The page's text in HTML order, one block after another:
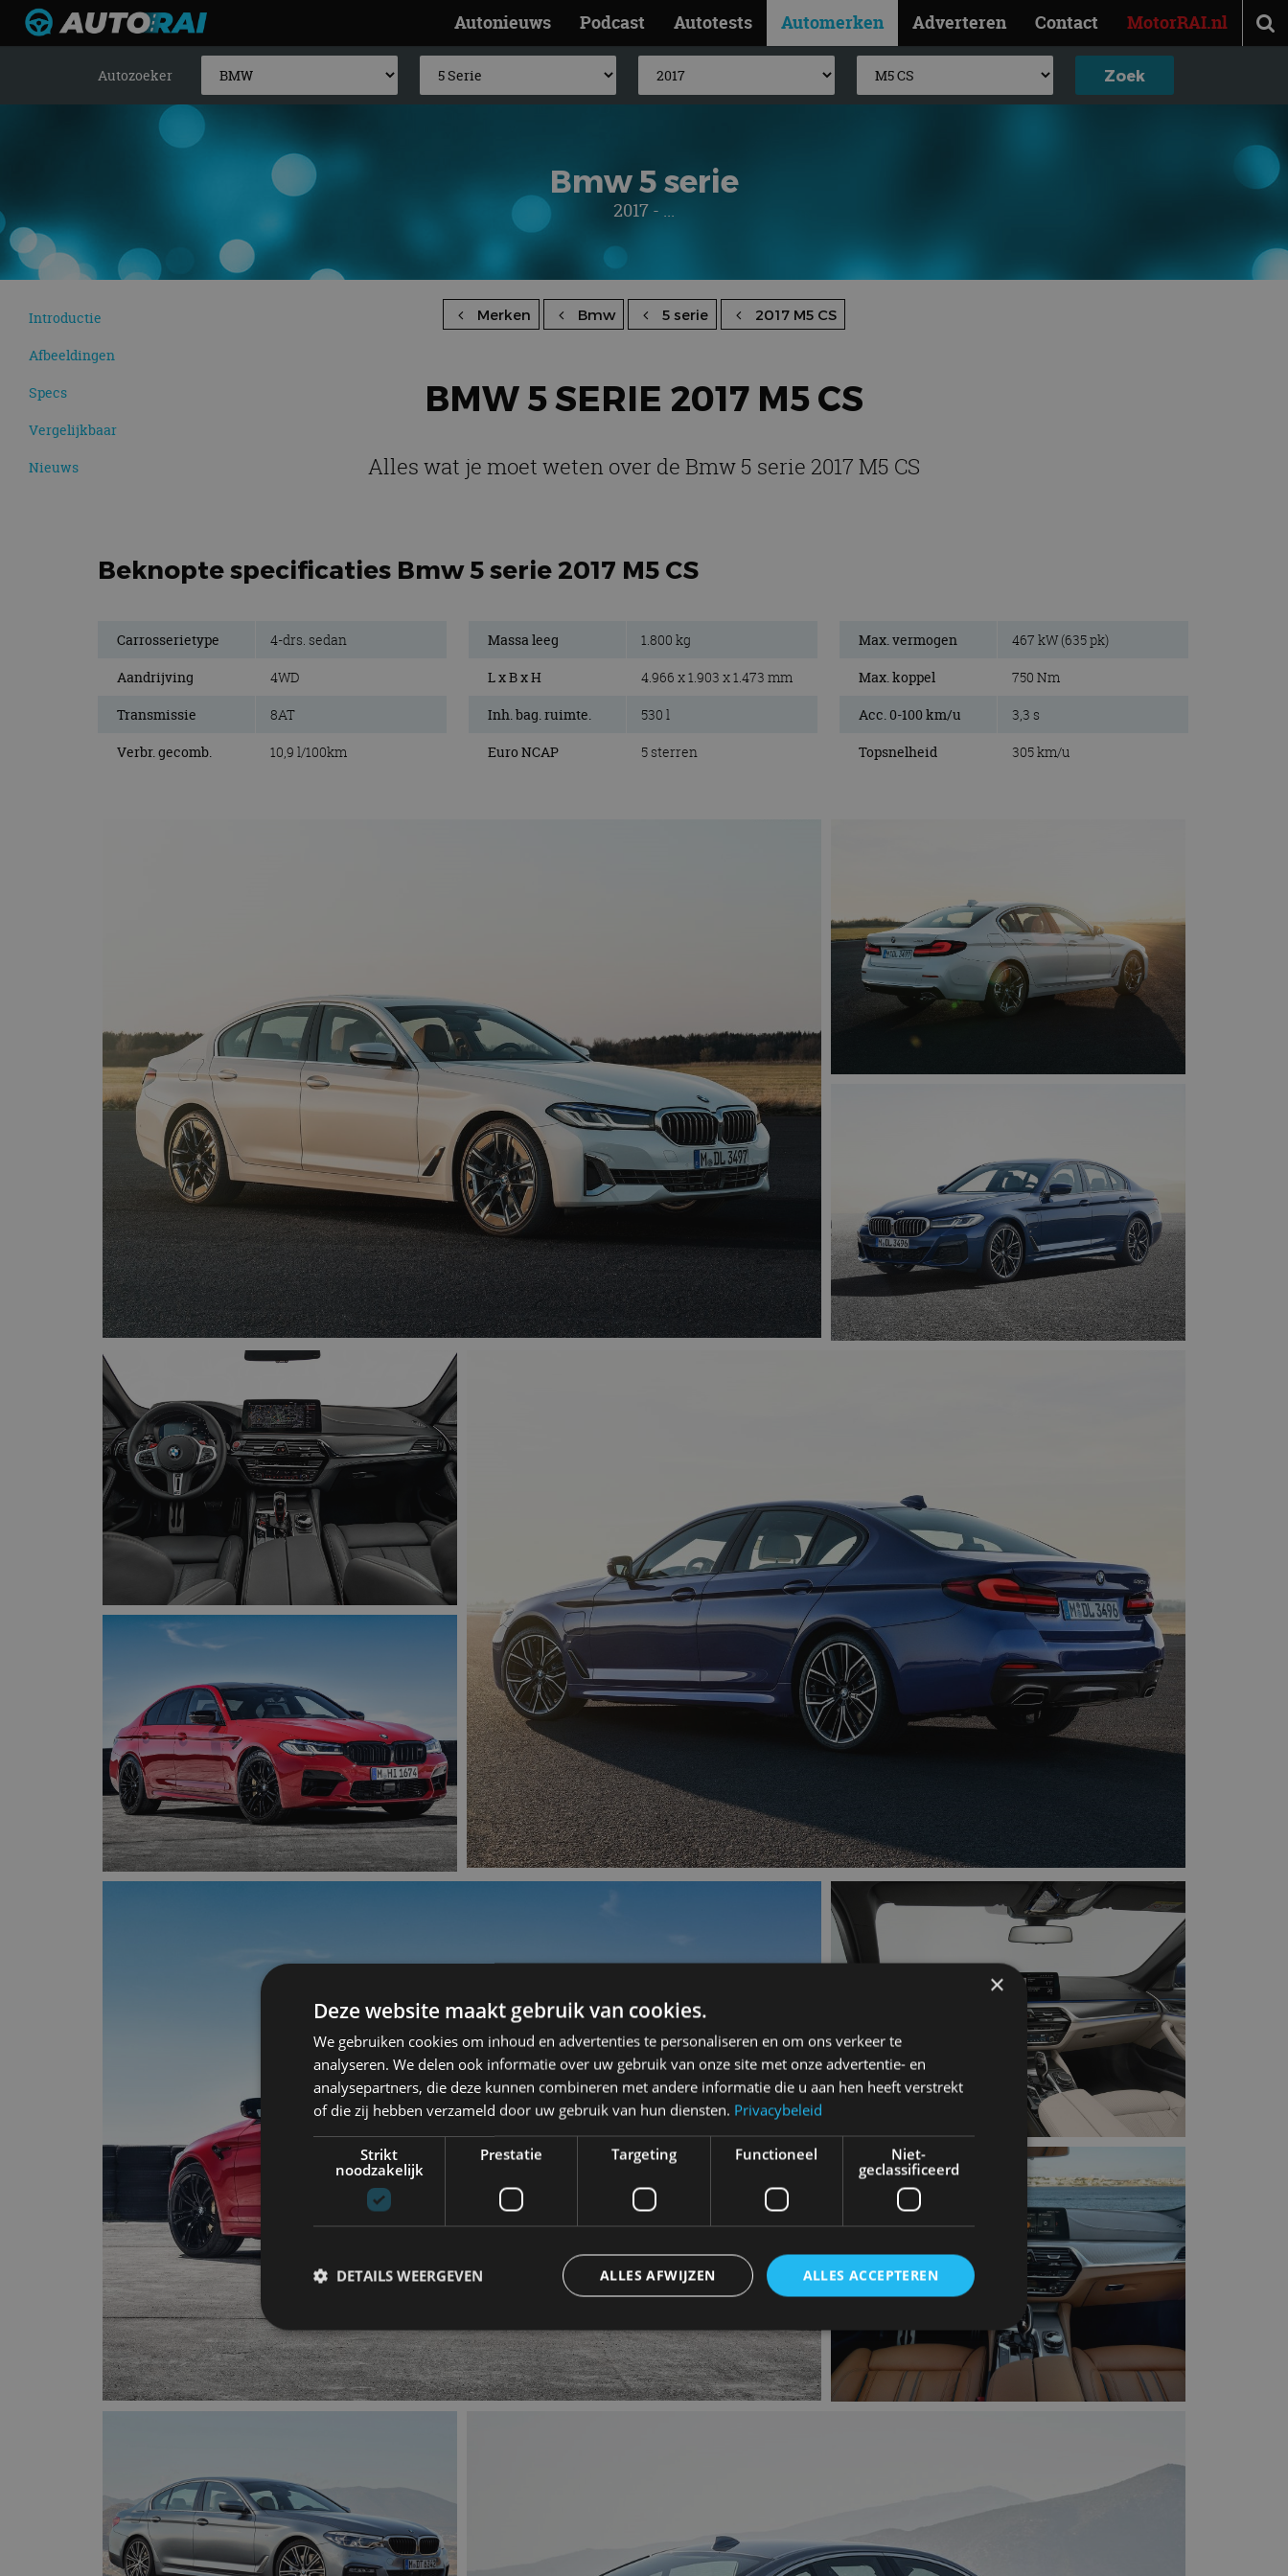
Autonieuws Podcast Autotests Automerken Adverteren Contact MotorRAI.nl
Autozoeker
Bmw 5 serie
2017 - ...
Introductie
Afbeeldingen
Specs
Vergelijkbaar
Nieuws
Merken Bmw 5 serie 2017 M5 CS
BMW 5 SERIE 2017 M5 CS
Alles wat je moet weten over de Bmw 5 serie 2017 M5 CS
Beknopte specificaties Bmw 5 serie 2017 M5 CS
Carrosserietype 4-drs. sedan
Aandrijving 4WD
Transmissie 8AT
Verbr. gecomb. 10,9 l/100km
Massa leeg 1.800 kg
L x B x H 4.966 x 1.903 x 1.473 mm
Inh. bag. ruimte. 530 l
Euro NCAP 5 sterren
Max. vermogen 467 kW (635 pk)
Max. koppel 750 Nm
Acc. 0-100 km/u 3,3 s
Topsnelheid 305 km/u
×
Deze website maakt gebruik van cookies.
We gebruiken cookies om inhoud en advertenties te personaliseren en om ons verkeer te
analyseren. We delen ook informatie over uw gebruik van onze site met onze advertentie- en
analysepartners, die deze kunnen combineren met andere informatie die u aan hen heeft verstrekt
of die zij hebben verzameld door uw gebruik van hun diensten. Privacybeleid
Strikt
noodzakelijk
Prestatie Targeting Functioneel
Niet-
geclassificeerd
ALLES ACCEPTEREN
ALLES AFWIJZEN
DETAILS WEERGEVEN
Strikt noodzakelijk Prestatie Targeting Functioneel Niet-geclassificeerd
Strikt noodzakelijke cookies maken de kernfunctionaliteiten van de website mogelijk, zoals gebruikersaanmelding en
veiligheid van een website functies en in het bieden van
bescherming tegen kwaadaardige bezoekers.